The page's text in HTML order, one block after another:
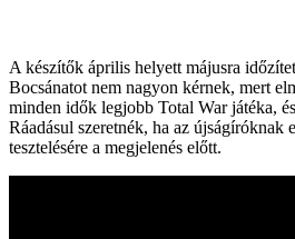
A készítők április helyett májusra
Bocsánatot nem nagyon kérnek, mert
minden idők legjobb Total War játéka,
Ráadásul szeretnék, ha az újságíróknak
tesztelésére a megjelenés előtt.